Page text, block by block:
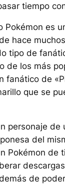
tiempo
Pokémon es
hace
tipo de
de los más
fanático de
que se
personaje de
del
Pokémon de
de